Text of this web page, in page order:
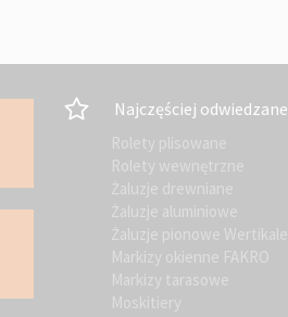
Najczęściej odwiedzane
Rolety plisowane
Rolety wewnętrzne
Żaluzje drewniane
Żaluzje aluminiowe
Żaluzje pionowe Wertikale
Markizy okienne FAKRO
Markizy tarasowe
Moskitiery